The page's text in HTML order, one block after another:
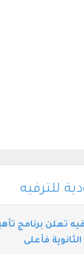
للترفيه
تعلن برنامج
فأعلى